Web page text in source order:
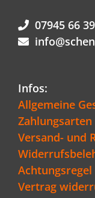
07945 66
Infos:
Allgemeine
Zahlungsarten
Versand- und
Achtungsregel
Vertrag